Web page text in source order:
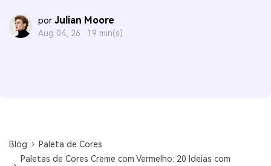
por Julian Moore
Aug 04, 26 · 19 min(s)
Blog
Paleta de Cores
Paletas de Cores Creme com Vermelho: 20 Ideias com